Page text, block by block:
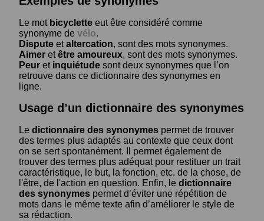
Le mot bicyclette eut être considéré comme
synonyme de vélo.
Dispute etaltercation, sont des mots synonymes.
Aimer etêtre amoureux, sont des mots synonymes.
Peur et inquiétude sont deux synonymes que l’on
retrouve dans ce dictionnaire des synonymes en
ligne.
Usage d’un dictionnaire des synonymes
Le dictionnaire des synonymes permet de trouver
des termes plus adaptés au contexte que ceux dont
on se sert spontanément. Il permet également de
trouver des termes plus adéquat pour restituer un trait
caractéristique, le but, la fonction, etc. de la chose, de
l'être, de l'action en question. Enfin, le dictionnaire
des synonymes permet d’éviter une répétition de
mots dans le même texte afin d’améliorer le style de
sa rédaction.